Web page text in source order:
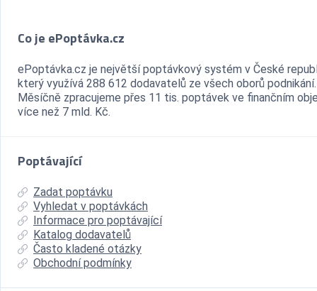
Co je ePoptávka.cz
ePoptávka.cz je největší poptávkový systém v České
který využívá 288 612 dodavatelů ze všech oborů podnikání.
Měsíčně zpracujeme přes 11 tis. poptávek ve finančním
více než 7 mld. Kč.
Poptávající
Zadat poptávku
Vyhledat v poptávkách
Informace pro poptávající
Katalog dodavatelů
Často kladené otázky
Obchodní podmínky